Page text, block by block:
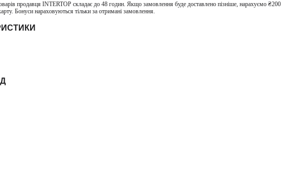
продавця INTERTOP складає до 48 годин. Якщо замовлення буде доставлено пізніше, нарахуємо ₴200
Бонуси нараховуються тільки за отримані замовлення.